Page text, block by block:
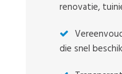
renovatie,
die snel